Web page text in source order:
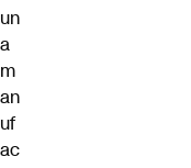
un
a
m
an
uf
ac